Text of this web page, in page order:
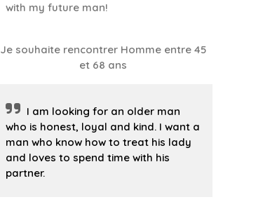
with my future man!
Je souhaite rencontrer Homme entre 45
et 68 ans
I am looking for an older man
who is honest, loyal and kind. I want a
man who know how to treat his lady
and loves to spend time with his
partner.